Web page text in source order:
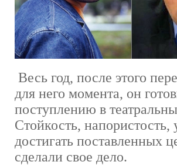
Весь год, после этого
для него момента, он
поступлению в
Стойкость, напористость,
достигать поставленных
сделали свое дело.